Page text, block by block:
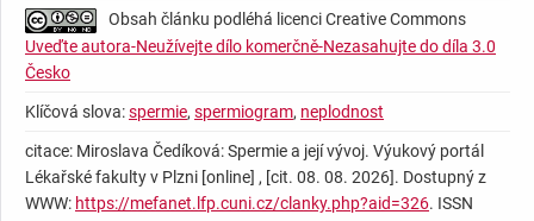
Obsah článku podléhá licenci Creative Commons
Uveďte autora-Neužívejte dílo komerčně-Nezasahujte do díla 3.0
Česko
Klíčová slova:spermie, spermiogram, neplodnost
citace: Miroslava Čedíková: Spermie a její vývoj. Výukový portál
Lékařské fakulty v Plzni [online] , [cit. 08. 08. 2026]. Dostupný z
WWW: https://mefanet.lfp.cuni.cz/clanky.php?aid=326. ISSN